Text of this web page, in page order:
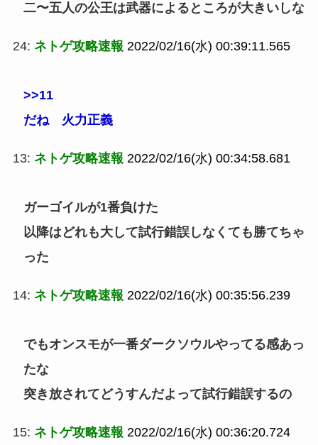
二〜五人の公王は武器によるところが大きいしな
24: ネトゲ攻略速報 2022/02/16(水) 00:39:11.565
>>11
だね 火力正義
13: ネトゲ攻略速報 2022/02/16(水) 00:34:58.681
ガーゴイルが1番負けた
以降はどれも大して試行錯誤しなくても勝てちゃ
った
14: ネトゲ攻略速報 2022/02/16(水) 00:35:56.239
でもオンスモが一番ダークソウルやってる感あっ
たな
突き放されてどうすんだよって試行錯誤するの
15: ネトゲ攻略速報 2022/02/16(水) 00:36:20.724